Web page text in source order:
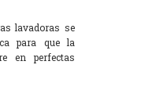
lavadoras se
para que la
en perfectas